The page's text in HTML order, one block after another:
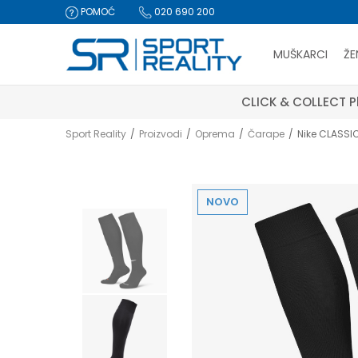
POMOĆ 020 690 200
MUŠKARCI
CLICK &
Sport Reality Proizvodi Oprema Čarape Nike
NOVO